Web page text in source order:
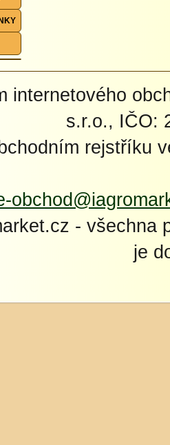
internetového
s.r.o., IČO:
rejstříku
- všechna
je